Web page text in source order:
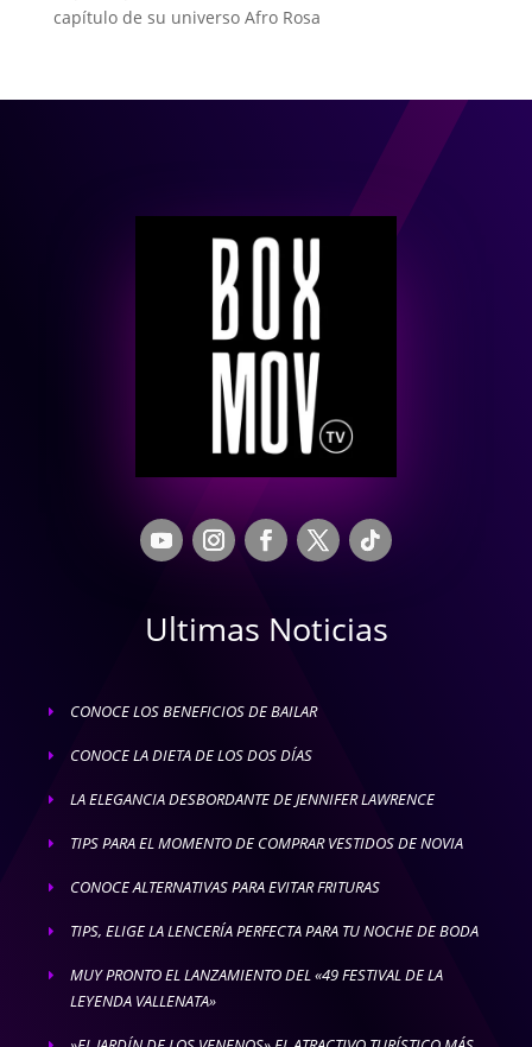
capítulo de su universo Afro Rosa
Ultimas Noticias
E CONOCE LOS BENEFICIOS DE BAILAR
E CONOCE LA DIETA DE LOS DOS DÍAS
E LA ELEGANCIA DESBORDANTE DE JENNIFER LAWRENCE
E TIPS PARA EL MOMENTO DE COMPRAR VESTIDOS DE NOVIA
E CONOCE ALTERNATIVAS PARA EVITAR FRITURAS
E TIPS, ELIGE LA LENCERÍA PERFECTA PARA TU NOCHE DE BODA
E
MUY PRONTO EL LANZAMIENTO DEL «49 FESTIVAL DE LA
LEYENDA VALLENATA»